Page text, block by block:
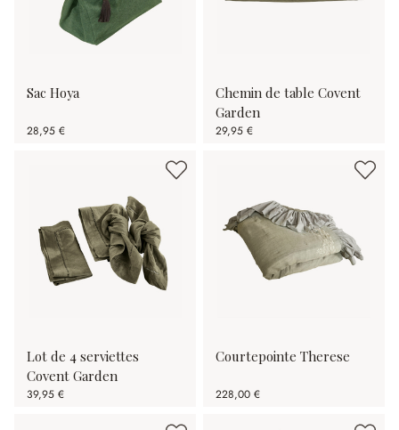
Sac Hoya
28,95 €
Chemin de table Covent
Garden
29,95 €
Lot de 4 serviettes
Covent Garden
39,95 €
Courtepointe Therese
228,00 €